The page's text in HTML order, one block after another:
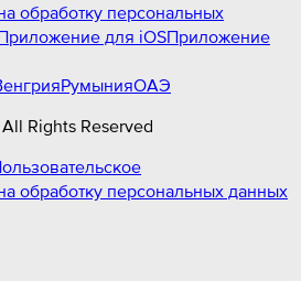
обработку персональных
для iOSПриложение
РумынияОАЭ
Rights Reserved
обработку персональных данных